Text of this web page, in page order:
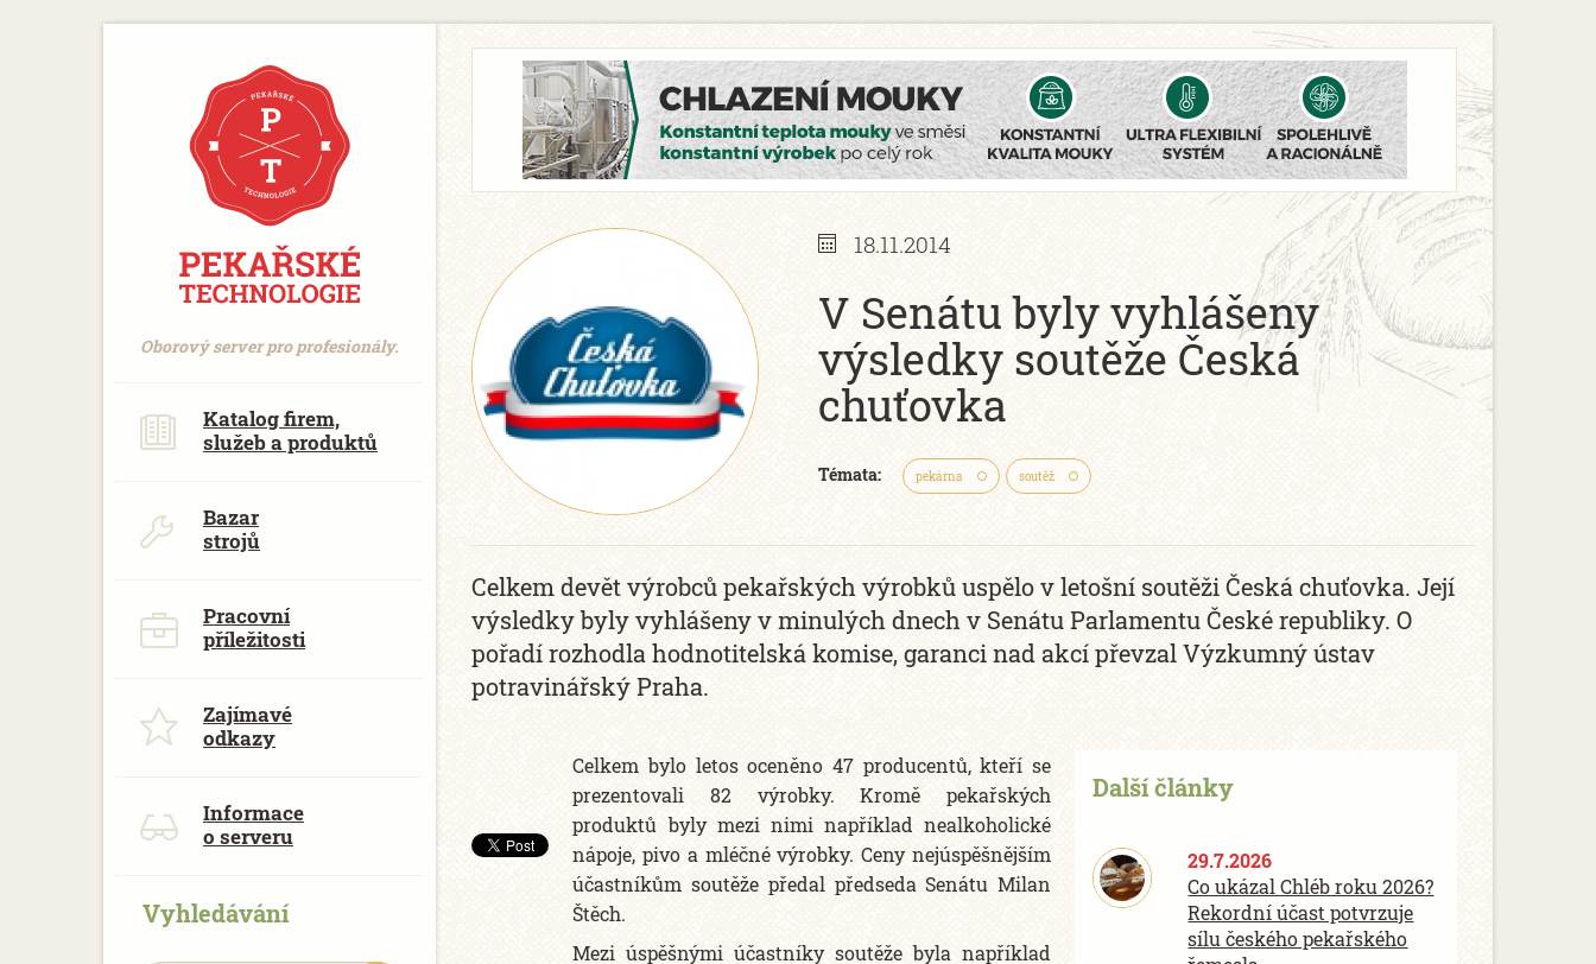
https://www.traditionrolex.com/18
Oborový server pro profesionály.
Katalog firem,
služeb a produktů
Bazar
strojů
Pracovní
příležitosti
Zajímavé
odkazy
Informace
o serveru
Vyhledávání
18.11.2014
V Senátu byly vyhlášeny
výsledky soutěže Česká
chuťovka
Témata: pekárna soutěž
Celkem devět výrobců pekařských výrobků uspělo v letošní soutěži Česká chuťovka. Její
výsledky byly vyhlášeny v minulých dnech v Senátu Parlamentu České republiky. O
pořadí rozhodla hodnotitelská komise, garanci nad akcí převzal Výzkumný ústav
potravinářský Praha.
Další články
29.7.2026
Co ukázal Chléb roku 2026?
Rekordní účast potvrzuje
sílu českého pekařského
Celkem bylo letos oceněno 47 producentů, kteří se
prezentovali 82 výrobky. Kromě pekařských
produktů byly mezi nimi například nealkoholické
nápoje, pivo a mléčné výrobky. Ceny nejúspěšnějším
účastníkům soutěže předal předseda Senátu Milan
Štěch.
Mezi úspěšnými účastníky soutěže byla například